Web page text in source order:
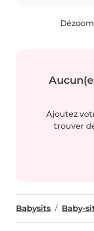
Ajoutez
trouver
Babysits Baby-